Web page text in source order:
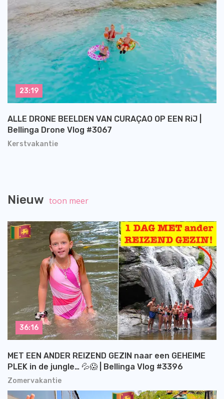
Kerstvakantie
ALLE DRONE BEELDEN VAN CURAÇAO OP EEN RiJ |
Bellinga Drone Vlog #3067
23:19
Nieuw toon meer
Zomervakantie
MET EEN ANDER REIZEND GEZIN naar een GEHEIME
PLEK in de jungle… 💦😱 | Bellinga Vlog #3396
36:16